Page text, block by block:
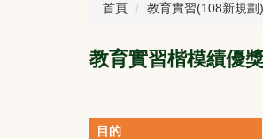
首頁 教育實習(108新規劃)
教育實習楷模績優
目的